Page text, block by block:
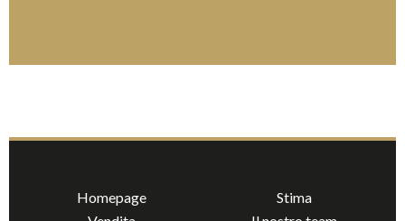
Homepage
Stima